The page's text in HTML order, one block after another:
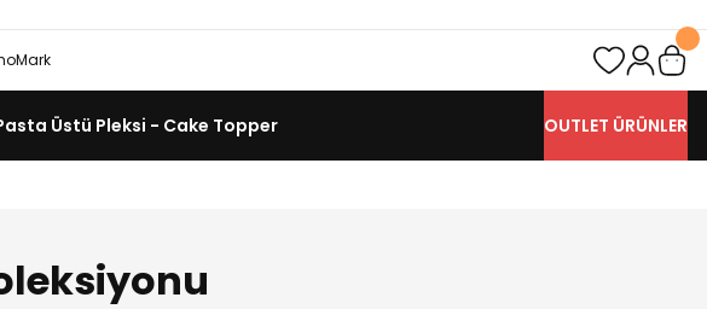
Üstü Pleksi - Cake Topper OUTLET ÜRÜNLER